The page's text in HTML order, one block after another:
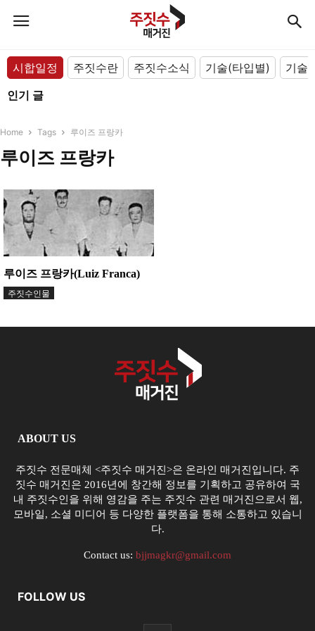
시합일정 주짓수란 주짓수소식 기술(타입별)
기술
인기 글
Home Tags 루이즈 프랑카
루이즈 프랑카
루이즈 프랑카(Luiz Franca)
주짓수인물
ABOUT US
주짓수 전문매체 <주짓수 매거진>은 온라인 매거진입니다. 주
짓수 매거진은 2016년에 창간해 정보를 기획하고 공유하여 국
내 주짓수인을 위해 영감을 주는 주짓수 관련 매거진으로서 웹,
모바일, 소셜 미디어 등 다양한 플랫폼을 통해 소통하고 있습니
다.
Contact us: bjjmagkr@gmail.com
FOLLOW US